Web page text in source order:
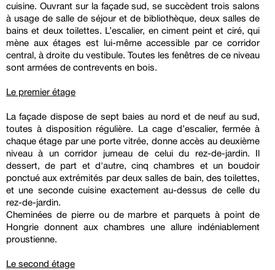
cuisine. Ouvrant sur la façade sud, se succèdent trois salons
à usage de salle de séjour et de bibliothèque, deux salles de
bains et deux toilettes. L’escalier, en ciment peint et ciré, qui
mène aux étages est lui-même accessible par ce corridor
central, à droite du vestibule. Toutes les fenêtres de ce niveau
sont armées de contrevents en bois.
Le premier étage
La façade dispose de sept baies au nord et de neuf au sud,
toutes à disposition régulière. La cage d’escalier, fermée à
chaque étage par une porte vitrée, donne accès au deuxième
niveau à un corridor jumeau de celui du rez-de-jardin. Il
dessert, de part et d'autre, cinq chambres et un boudoir
ponctué aux extrémités par deux salles de bain, des toilettes,
et une seconde cuisine exactement au-dessus de celle du
rez-de-jardin.
Cheminées de pierre ou de marbre et parquets à point de
Hongrie donnent aux chambres une allure indéniablement
proustienne.
Le second étage